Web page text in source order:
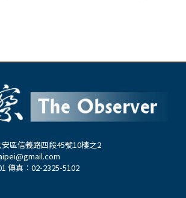
區信義路四段45號10樓之2
傳真：02-2325-5102